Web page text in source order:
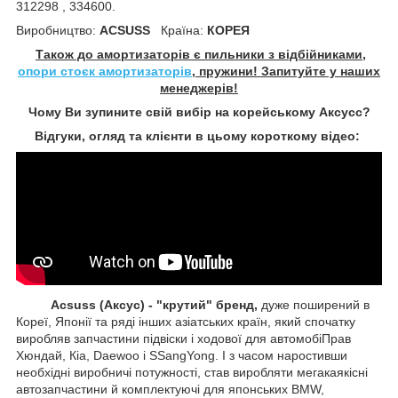
312298 , 334600.
Виробництво: ACSUSS Країна: КОРЕЯ
Також до амортизаторів є пильники з відбійниками,
опори стоєк амортизаторів, пружини! Запитуйте у наших
менеджерів!
Чому Ви зупините свій вибір на корейському Аксусс?
Відгуки, огляд та клієнти в цьому короткому відео:
Acsuss (Аксус) - "крутий" бренд, дуже поширений в
Кореї, Японії та ряді інших азіатських країн, який спочатку
виробляв запчастини підвіски і ходової для автомобіПрав
Хюндай, Кіа, Daewoo і SSangYong. І з часом наростивши
необхідні виробничі потужності, став виробляти мегакаякісні
автозапчастини й комплектуючі для японських BMW,